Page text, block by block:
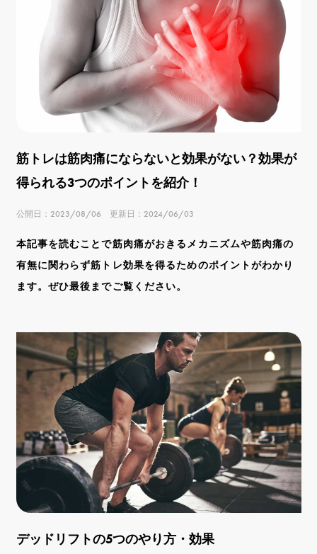
筋トレは筋肉痛にならないと効果がない？効果が
得られる3つのポイントを紹介！
公開日：2023/08/06 更新日：2024/06/03
本記事を読むことで筋肉痛がおきるメカニズムや筋肉痛の
有無に関わらず筋トレ効果を得るためのポイントがわかり
ます。ぜひ最後までご覧ください。
デッドリフトの5つのやり方・効果